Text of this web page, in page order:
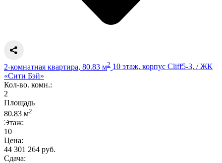
2-комнатная квартира, 80.83 м2 10 этаж, корпус Cliff5-3, / ЖК
«Сити Бэй»
Кол-во. комн.:
2
Площадь
80.83 м2
Этаж:
10
Цена:
44 301 264 руб.
Сдача: